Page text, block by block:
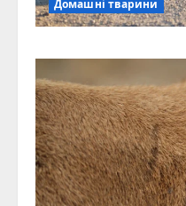
Домашні тварини